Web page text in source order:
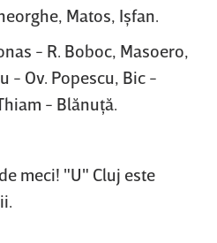
Matos, Işfan.
- R. Boboc, Masoero,
- Ov. Popescu, Bic -
- Blănuţă.
meci! "U" Cluj este